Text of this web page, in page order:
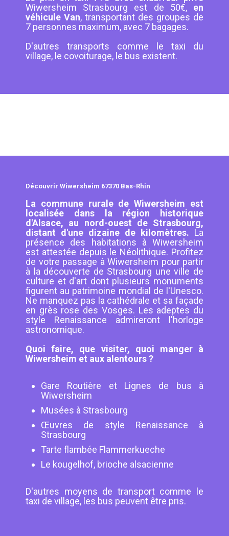
Wiwersheim Strasbourg est de 50€, en
véhicule Van, transportant des groupes de
7 personnes maximum, avec 7 bagages.
D'autres transports comme le taxi du
village, le covoiturage, le bus existent.
Découvrir Wiwersheim 67370 Bas-Rhin
La commune rurale de Wiwersheim est
localisée dans la région historique
d'Alsace, au nord-ouest de Strasbourg,
distant d'une dizaine de kilomètres. La
présence des habitations à Wiwersheim
est attestée depuis le Néolithique. Profitez
de votre passage à Wiwersheim pour partir
à la découverte de Strasbourg une ville de
culture et d'art dont plusieurs monuments
figurent au patrimoine mondial de l'Unesco.
Ne manquez pas la cathédrale et sa façade
en grès rose des Vosges. Les adeptes du
style Renaissance admireront l'horloge
astronomique.
Quoi faire, que visiter, quoi manger à
Wiwersheim et aux alentours ?
Gare Routière et Lignes de bus à
Wiwersheim
Musées à Strasbourg
Œuvres de style Renaissance à
Strasbourg
Tarte flambée Flammerkueche
Le kougelhof, brioche alsacienne
D'autres moyens de transport comme le
taxi de village, les bus peuvent être pris.